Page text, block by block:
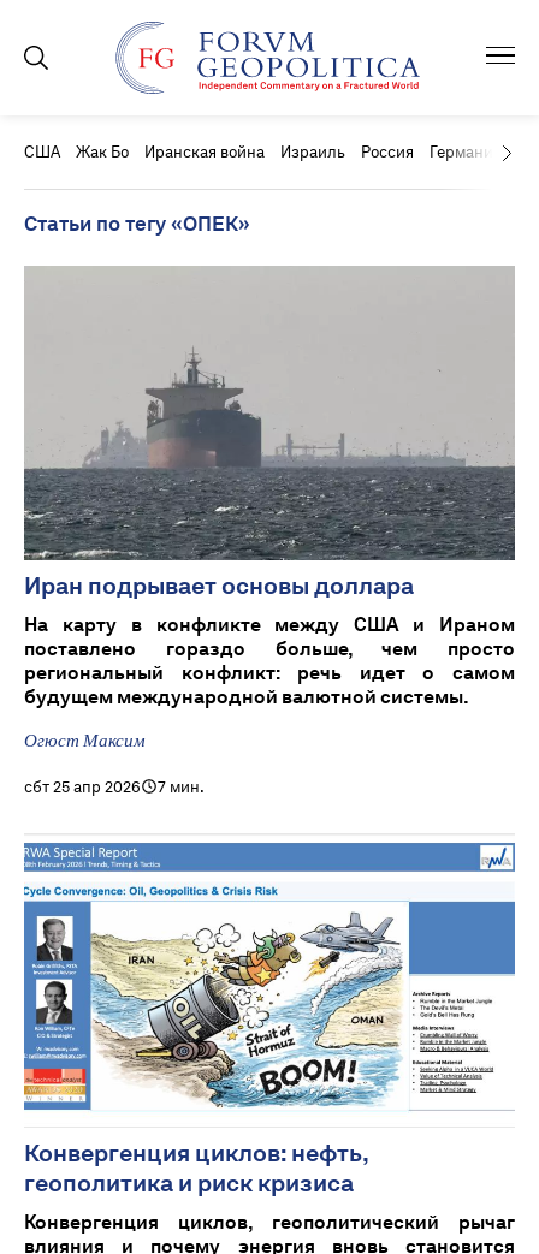
США Жак Бо Иранская война Израиль Россия Германия
Статьи по тегу «ОПЕК»
Иран подрывает основы доллара
На карту в конфликте между США и Ираном
поставлено гораздо больше, чем просто
региональный конфликт: речь идет о самом
будущем международной валютной системы.
Огюст Максим
сбт 25 апр 2026 7 мин.
Конвергенция циклов: нефть,
геополитика и риск кризиса
Конвергенция циклов, геополитический рычаг
влияния и почему энергия вновь становится